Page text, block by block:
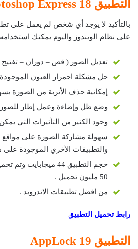
التطبيق 18 Adobe Photoshop Express
بالتأكيد لا يوجد أي شخص لم يعمل على
على نظام الويندوز واليوم يمكنك
تعديل الصور ( قص – دوران – تفتيح
حل مشكلة احمرار العيون
إمكانية حذف الأتربة من الصورة
وضع ظل وإضاءة وعمل إطار
وجود الكثير من التأثيرات التي
سهولة مشاركة الصورة على مواقع
والتطبيقات الأخري الموجودة على
50 مليون تحميل .
من افضل تطبيقات الاندرويد .
رابط تحميل التطبيق
التطبيق 19 AppLock